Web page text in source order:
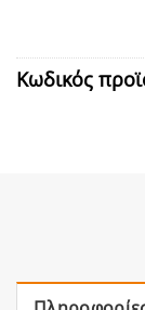
Κωδικός